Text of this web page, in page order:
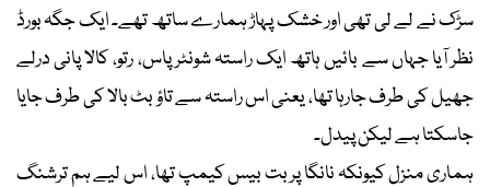
سڑک نے لے لی تھی اور خشک پہاڑ ہمارے ساتھ تھے۔ ایک جگہ بورڈ
نظر آیا جہاں سے بائیں ہاتھ ایک راستہ شونٹر پاس، رتو، کالا پانی درلے
جھیل کی طرف جارہا تھا، یعنی اس راستہ سے تاؤ بٹ بالا کی طرف جایا
جاسکتا ہے لیکن پيدل۔
ہماری منزل کیونکہ نانگا پربت بیس کیمپ تھا، اس لیے ہم ترشنگ